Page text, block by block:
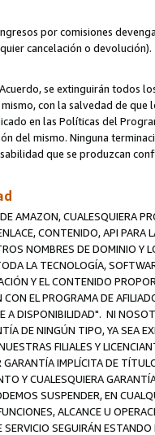
por comisiones
cancelación o devolución).
se extinguirán todos
con la salvedad de
en las Políticas del
del mismo. Ninguna
que se produzcan
AMAZON, CUALESQUIERA
CONTENIDO, API
NOMBRES DE DOMINIO Y
LA TECNOLOGÍA,
Y EL CONTENIDO
CON EL PROGRAMA DE
A DISPONIBILIDAD". NI
DE NINGÚN TIPO, YA SEA
FILIALES Y
GARANTÍA IMPLÍCITA DE
Y CUALESQUIERA
SUSPENDER, EN
ALCANCE U
SEGUIRÁN